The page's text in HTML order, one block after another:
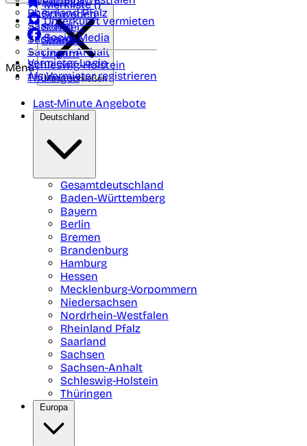
Rheinland Pfalz
Saarland
Sachsen
Sachsen-Anhalt
Schleswig-Holstein
Thüringen
Schweden
Schweiz
Spanien
Ungarn
Merkliste ()
Unterkunft vermieten
Social Media
Vermieter-Login
Als Vermieter registrieren
Menü
Menü schließen
Last-Minute Angebote
Deutschland
Gesamtdeutschland
Baden-Württemberg
Bayern
Berlin
Bremen
Brandenburg
Hamburg
Hessen
Mecklenburg-Vorpommern
Niedersachsen
Nordrhein-Westfalen
Rheinland Pfalz
Saarland
Sachsen
Sachsen-Anhalt
Schleswig-Holstein
Thüringen
Europa